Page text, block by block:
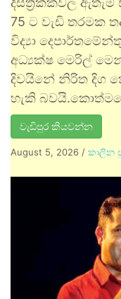
75 ට වැඩි තරමක
විද්‍යා
අධ්‍යක්ෂ මෙරිල්
දිවයිනේ නිරිත දිග
හැකි
වැඩිපුර කියවන්න
August 5, 2026 / කාලීන